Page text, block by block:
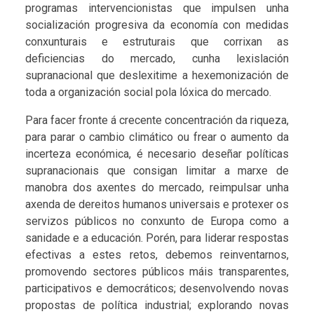
programas intervencionistas que impulsen unha
socialización progresiva da economía con medidas
conxunturais e estruturais que corrixan as
deficiencias do mercado, cunha lexislación
supranacional que deslexitime a hexemonización de
toda a organización social pola lóxica do mercado.
Para facer fronte á crecente concentración da riqueza,
para parar o cambio climático ou frear o aumento da
incerteza económica, é necesario deseñar políticas
supranacionais que consigan limitar a marxe de
manobra dos axentes do mercado, reimpulsar unha
axenda de dereitos humanos universais e protexer os
servizos públicos no conxunto de Europa como a
sanidade e a educación. Porén, para liderar respostas
efectivas a estes retos, debemos reinventarnos,
promovendo sectores públicos máis transparentes,
participativos e democráticos; desenvolvendo novas
propostas de política industrial; explorando novas